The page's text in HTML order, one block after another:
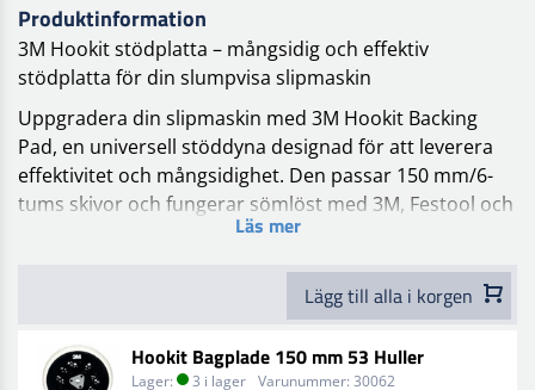
Produktinformation
3M Hookit stödplatta – mångsidig och effektiv
stödplatta för din slumpvisa slipmaskin
Uppgradera din slipmaskin med 3M Hookit Backing
Pad, en universell stöddyna designad för att leverera
effektivitet och mångsidighet. Den passar 150 mm/6-
tums skivor och fungerar sömlöst med 3M, Festool och
många andra populära märken av slipmaskiner.
Universelle Kompatibilität: Passend für 150-mm-/6-Zoll-
Scheiben und kompatibel mit 3M- und Festool-
Winkelschleifern sowie anderen beliebten Marken.
Vielseitiges Design: Die Mehrlochoberfläche
Läs mer
Lägg till alla i korgen
Hookit Bagplade 150 mm 53 Huller
Lager: 3 i lager Varunummer: 30062